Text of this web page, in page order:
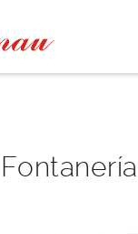
Fontanería